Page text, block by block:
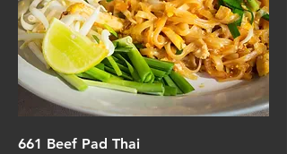
661 Beef Pad Thai